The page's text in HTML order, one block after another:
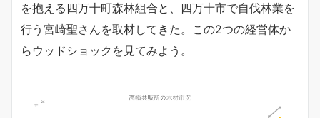
を抱える四万十町森林組合と、四万十市で自伐林業を
行う宮崎聖さんを取材してきた。この2つの経営体か
らウッドショックを見てみよう。